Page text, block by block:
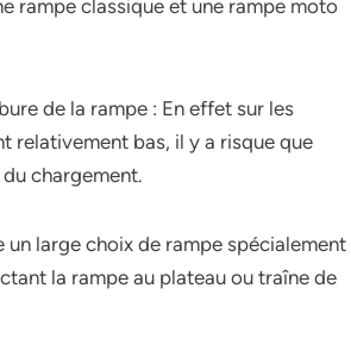
rampe classique et une rampe moto
de la rampe : En effet sur les
relativement bas, il y a risque que
chargement.
large choix de rampe spécialement
la rampe au plateau ou traîne de